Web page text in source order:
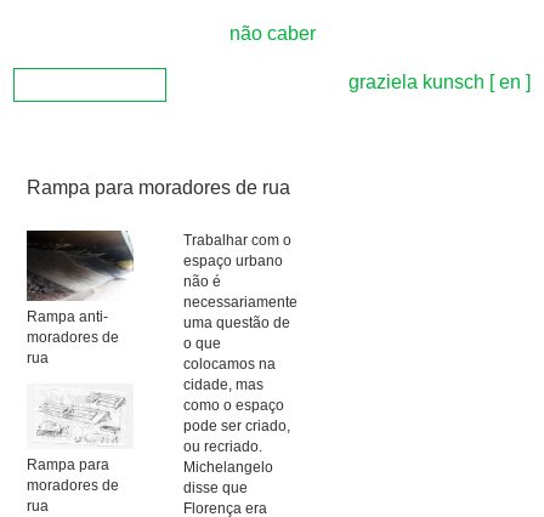
não caber
graziela kunsch [ en ]
Rampa para moradores de rua
Rampa anti-
moradores de
rua
Rampa para
moradores de
rua
Trabalhar com o
espaço urbano
não é
necessariamente
uma questão de
o que
colocamos na
cidade, mas
como o espaço
pode ser criado,
ou recriado.
Michelangelo
disse que
Florença era